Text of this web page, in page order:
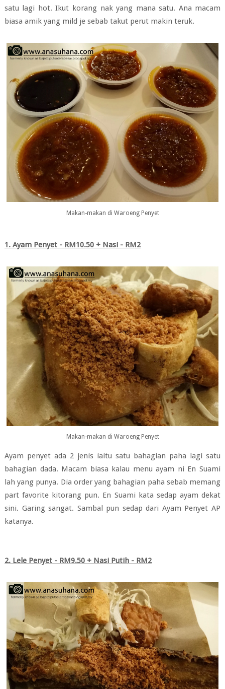
satu lagi hot. Ikut korang nak yang mana satu. Ana macam
biasa amik yang mild je sebab takut perut makin teruk.
Makan-makan di Waroeng Penyet
1. Ayam Penyet - RM10.50 + Nasi - RM2
Makan-makan di Waroeng Penyet
Ayam penyet ada 2 jenis iaitu satu bahagian paha lagi satu
bahagian dada. Macam biasa kalau menu ayam ni En Suami
lah yang punya. Dia order yang bahagian paha sebab memang
part favorite kitorang pun. En Suami kata sedap ayam dekat
sini. Garing sangat. Sambal pun sedap dari Ayam Penyet AP
katanya.
2. Lele Penyet - RM9.50 + Nasi Putih - RM2